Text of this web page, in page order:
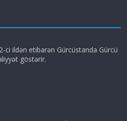
ci ildən etibarən Gürcüstanda Gürcü
göstərir.